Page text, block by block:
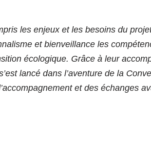
les enjeux et les besoins du
et bienveillance les
écologique. Grâce à leur
lancé dans l’aventure de la
et des échanges